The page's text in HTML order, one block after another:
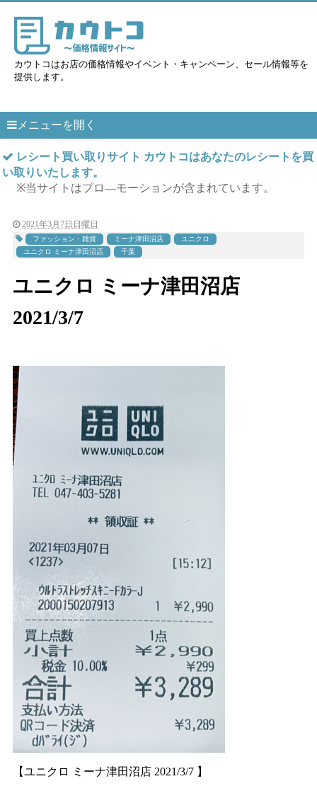
カウトコはお店の価格情報やイベント・キャンペーン、セール情報等を
提供します。
メニューを開く
レシート買い取りサイト カウトコはあなたのレシートを買
い取りいたします。
※当サイトはプロ―モーションが含まれています。
2021年3月7日日曜日
ファッション・雑貨 ミーナ津田沼店
ユニクロ
ユニクロ ミーナ津田沼店
千葉
ユニクロ ミーナ津田沼店
2021/3/7
【ユニクロ ミーナ津田沼店 2021/3/7 】